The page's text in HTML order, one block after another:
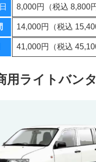
8,000円（税込 8,800円
14,000円（税込
41,000円（税込
用ライトバン